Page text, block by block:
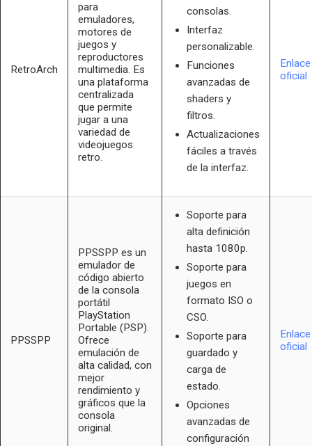
RetroArch
para
emuladores,
motores de
juegos y
reproductores
multimedia. Es
una plataforma
centralizada
que permite
jugar a una
variedad de
videojuegos
retro.
consolas.
Interfaz
personalizable.
Funciones
avanzadas de
shaders y
filtros.
Actualizaciones
fáciles a través
de la interfaz.
Enlace
oficial
PPSSPP
PPSSPP es un
emulador de
código abierto
de la consola
portátil
PlayStation
Portable (PSP).
Ofrece
emulación de
alta calidad, con
mejor
rendimiento y
gráficos que la
consola
original.
Soporte para
alta definición
hasta 1080p.
Soporte para
juegos en
formato ISO o
CSO.
Soporte para
guardado y
carga de
estado.
Opciones
avanzadas de
configuración
Enlace
oficial